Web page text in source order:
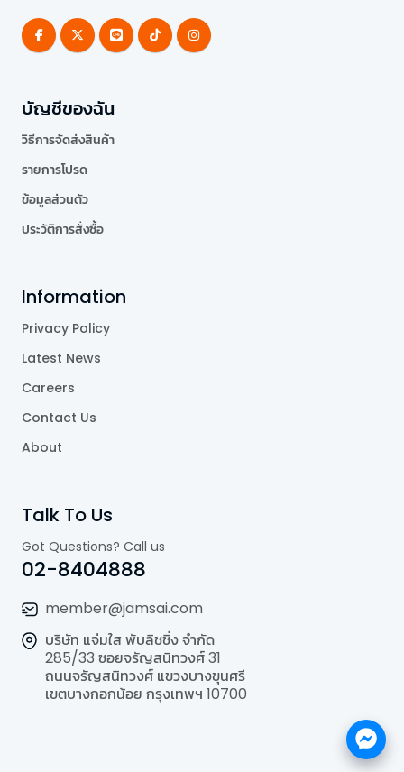
บัญชีของฉัน
วิธีการจัดส่งสินค้า
รายการโปรด
ข้อมูลส่วนตัว
ประวัติการสั่งซื้อ
Information
Privacy Policy
Latest News
Careers
Contact Us
About
Talk To Us
Got Questions? Call us
02-8404888
member@jamsai.com
บริษัท แจ่มใส พับลิชชิ่ง จำกัด
285/33 ซอยจรัญสนิทวงศ์ 31
ถนนจรัญสนิทวงศ์ แขวงบางขุนศรี
เขตบางกอกน้อย กรุงเทพฯ 10700